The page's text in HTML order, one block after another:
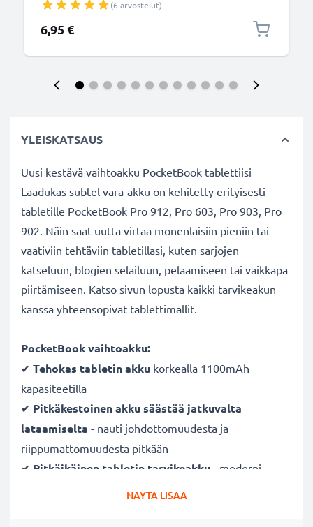
(6 arvostelut)
6,95 €
YLEISKATSAUS
Uusi kestävä vaihtoakku PocketBook tablettiisi
Laadukas subtel vara-akku on kehitetty erityisesti
tabletille PocketBook Pro 912, Pro 603, Pro 903, Pro
902. Näin saat uutta virtaa monenlaisiin pieniin tai
vaativiin tehtäviin tabletillasi, kuten sarjojen
katseluun, blogien selailuun, pelaamiseen tai vaikkapa
piirtämiseen. Katso sivun lopusta kaikki tarvikeakun
kanssa yhteensopivat tablettimallit.
PocketBook vaihtoakku:
✔ Tehokas tabletin akku korkealla 1100mAh
kapasiteetilla
✔ Pitkäkestoinen akku säästää jatkuvalta
lataamiselta - nauti johdottomuudesta ja
riippumattomuudesta pitkään
✔ Pitkäikäinen tabletin tarvikeakku - moderni
Litium-tekniikka ilman vaikutusta muistiin
NÄYTÄ LISÄÄ